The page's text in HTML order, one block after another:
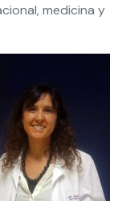
medicina y